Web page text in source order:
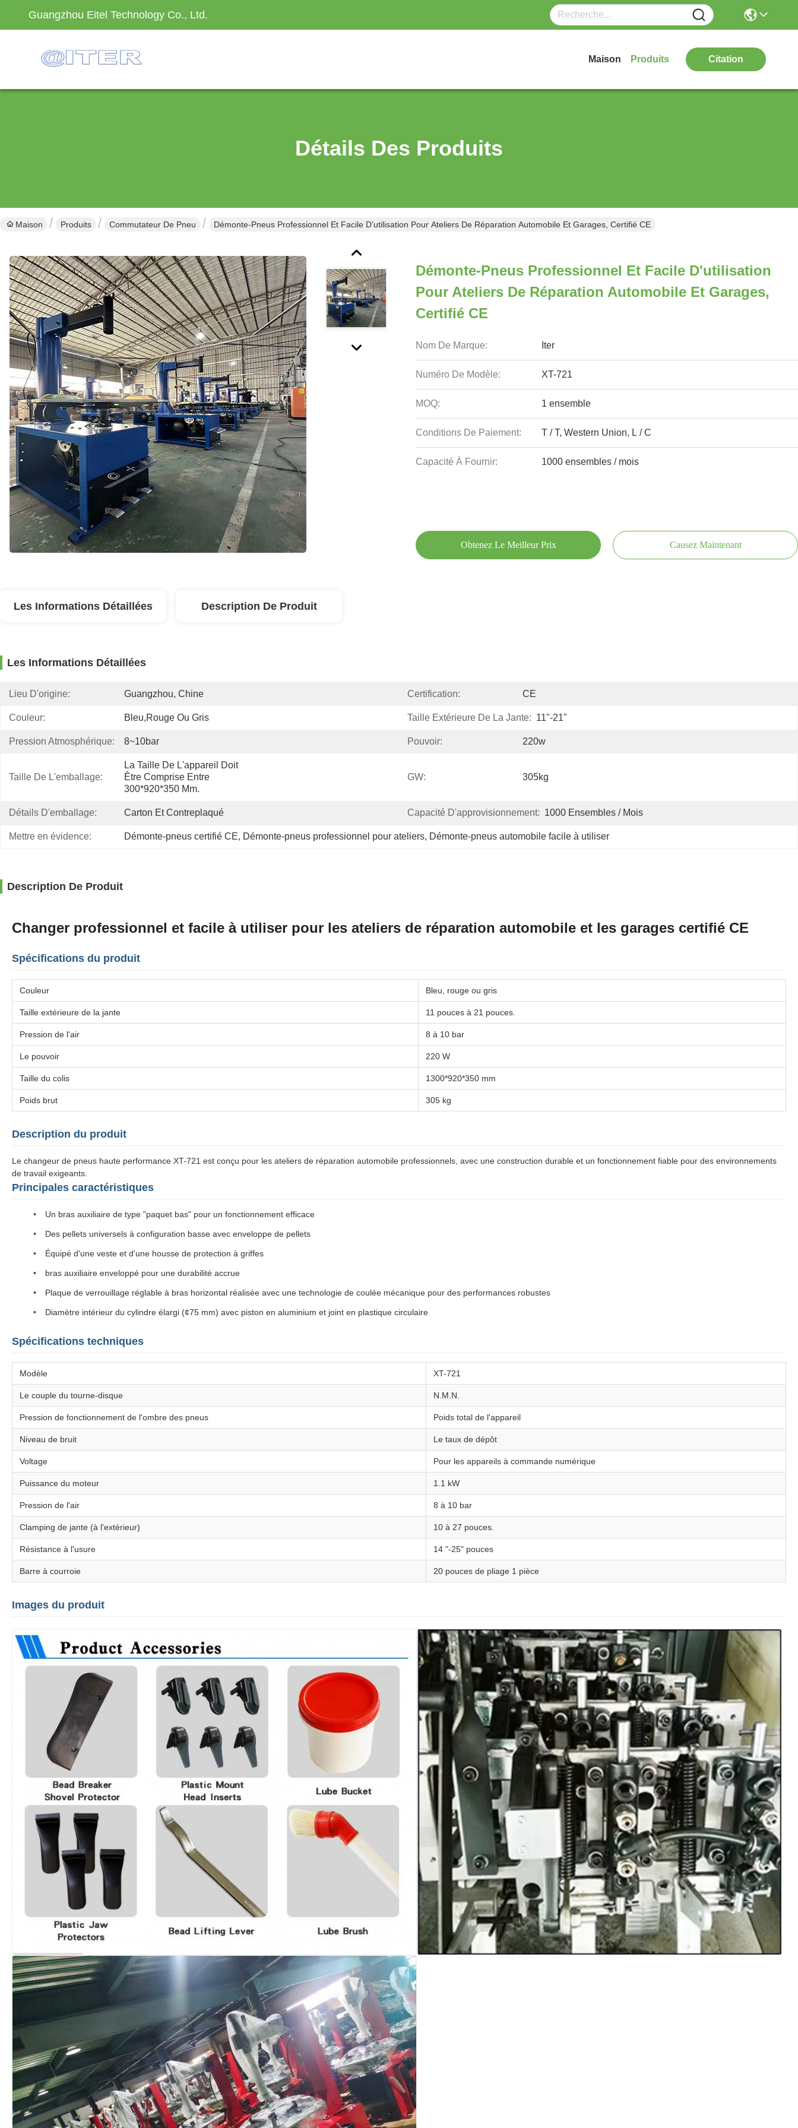
Guangzhou Eitel Technology Co., Ltd.
Maison Produits Citation
Détails Des Produits
Maison Produits Commutateur De Pneu Démonte-Pneus Professionnel Et Facile D'utilisation Pour Ateliers De Réparation Automobile Et Garages, Certifié CE
Démonte-Pneus Professionnel Et Facile D'utilisation
Pour Ateliers De Réparation Automobile Et Garages,
Certifié CE
Nom De Marque: Iter
Numéro De Modèle: XT-721
MOQ: 1 ensemble
Conditions De Paiement: T / T, Western Union, L / C
Capacité À Fournir: 1000 ensembles / mois
Obtenez Le Meilleur Prix Causez Maintenant
Les Informations Détaillées Description De Produit
Les Informations Détaillées
Lieu D'origine: Guangzhou, Chine Certification: CE
Couleur: Bleu,rouge Ou Gris Taille Extérieure De La Jante: 11"-21"
Pression Atmosphérique: 8~10bar Pouvoir: 220w
Taille De L'emballage:
La Taille De L'appareil Doit
Être Comprise Entre
300*920*350 Mm.
GW: 305kg
Détails D'emballage: Carton Et Contreplaqué Capacité D'approvisionnement: 1000 Ensembles / Mois
Mettre en évidence: Démonte-pneus certifié CE, Démonte-pneus professionnel pour ateliers, Démonte-pneus automobile facile à utiliser
Description De Produit
Changer professionnel et facile à utiliser pour les ateliers de réparation automobile et les garages certifié CE
Spécifications du produit
Couleur Bleu, rouge ou gris
Taille extérieure de la jante 11 pouces à 21 pouces.
Pression de l'air 8 à 10 bar
Le pouvoir 220 W
Taille du colis 1300*920*350 mm
Poids brut 305 kg
Description du produit
Le changeur de pneus haute performance XT-721 est conçu pour les ateliers de réparation automobile professionnels, avec une construction durable et un fonctionnement fiable pour des environnements
de travail exigeants.
Principales caractéristiques
Un bras auxiliaire de type "paquet bas" pour un fonctionnement efficace
Des pellets universels à configuration basse avec enveloppe de pellets
Équipé d'une veste et d'une housse de protection à griffes
bras auxiliaire enveloppé pour une durabilité accrue
Plaque de verrouillage réglable à bras horizontal réalisée avec une technologie de coulée mécanique pour des performances robustes
Diamètre intérieur du cylindre élargi (¢75 mm) avec piston en aluminium et joint en plastique circulaire
Spécifications techniques
Modèle XT-721
Le couple du tourne-disque N.M.N.
Pression de fonctionnement de l'ombre des pneus Poids total de l'appareil
Niveau de bruit Le taux de dépôt
Voltage Pour les appareils à commande numérique
Puissance du moteur 1.1 kW
Pression de l'air 8 à 10 bar
Clamping de jante (à l'extérieur) 10 à 27 pouces.
Résistance à l'usure 14 "-25" pouces
Barre à courroie 20 pouces de pliage 1 pièce
Images du produit